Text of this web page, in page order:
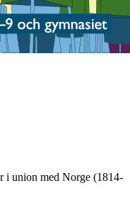
i union med Norge (1814-